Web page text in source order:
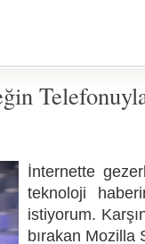
Telefonuyla
İnternette
teknoloji
istiyorum.
bırakan Mozilla